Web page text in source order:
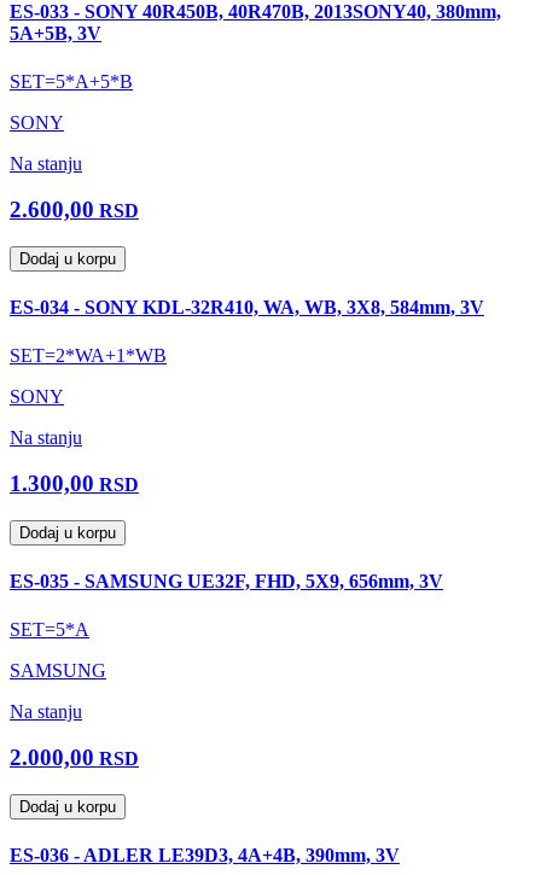
ES-033 - SONY 40R450B, 40R470B, 2013SONY40, 380mm,
5A+5B, 3V
SET=5*A+5*B
SONY
Na stanju
2.600,00 RSD
Dodaj u korpu
ES-034 - SONY KDL-32R410, WA, WB, 3X8, 584mm, 3V
SET=2*WA+1*WB
SONY
Na stanju
1.300,00 RSD
Dodaj u korpu
ES-035 - SAMSUNG UE32F, FHD, 5X9, 656mm, 3V
SET=5*A
SAMSUNG
Na stanju
2.000,00 RSD
Dodaj u korpu
ES-036 - ADLER LE39D3, 4A+4B, 390mm, 3V